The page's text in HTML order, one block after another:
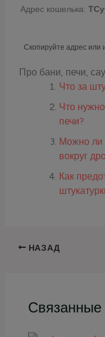
Адрес кошелька:
Скопируйте адрес или
Про бани, печи,
Что за
Что
печи?
Можно ли
вокруг
Как
НАЗАД
Связанные